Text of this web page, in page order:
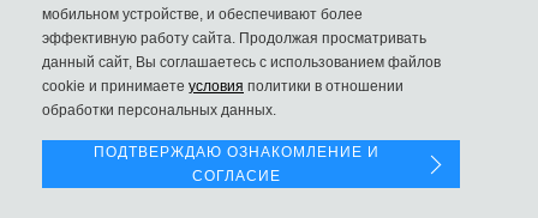
10570
мобильном устройстве, и обеспечивают более
эффективную работу сайта. Продолжая просматривать
данный сайт, Вы соглашаетесь с использованием файлов
cookie и принимаете условия политики в отношении
обработки персональных данных.
ПОДТВЕРЖДАЮ ОЗНАКОМЛЕНИЕ И
СОГЛАСИЕ